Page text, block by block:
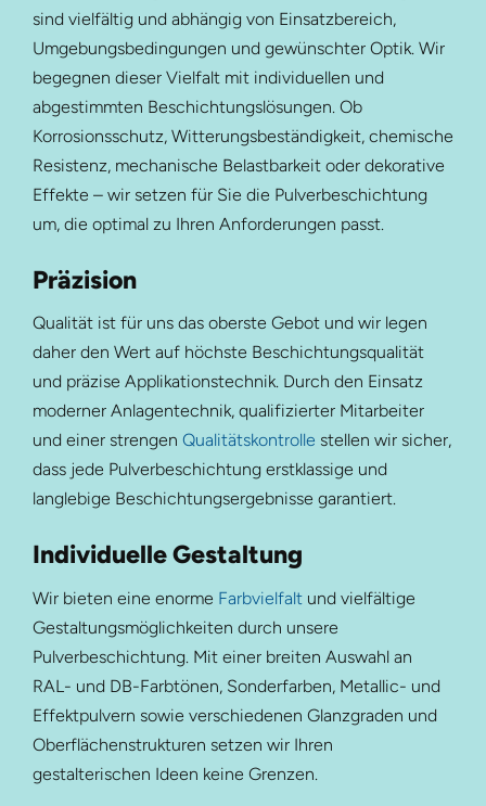
sind vielfältig und abhängig von Einsatzbereich,
Umgebungsbedingungen und gewünschter Optik. Wir
begegnen dieser Vielfalt mit individuellen und
abgestimmten Beschichtungslösungen. Ob
Korrosionsschutz, Witterungsbeständigkeit, chemische
Resistenz, mechanische Belastbarkeit oder dekorative
Effekte – wir setzen für Sie die Pulverbeschichtung
um, die optimal zu Ihren Anforderungen passt.
Präzision
Qualität ist für uns das oberste Gebot und wir legen
daher den Wert auf höchste Beschichtungsqualität
und präzise Applikationstechnik. Durch den Einsatz
moderner Anlagentechnik, qualifizierter Mitarbeiter
und einer strengen Qualitätskontrolle stellen wir sicher,
dass jede Pulverbeschichtung erstklassige und
langlebige Beschichtungsergebnisse garantiert.
Individuelle Gestaltung
Wir bieten eine enorme Farbvielfaltund vielfältige
Gestaltungsmöglichkeiten durch unsere
Pulverbeschichtung. Mit einer breiten Auswahl an
RAL- und DB-Farbtönen, Sonderfarben, Metallic- und
Effektpulvern sowie verschiedenen Glanzgraden und
Oberflächenstrukturen setzen wir Ihren
gestalterischen Ideen keine Grenzen.